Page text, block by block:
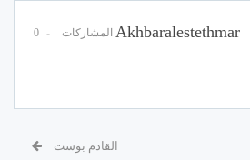
Akhbaralestethmar
0
القادم بوست